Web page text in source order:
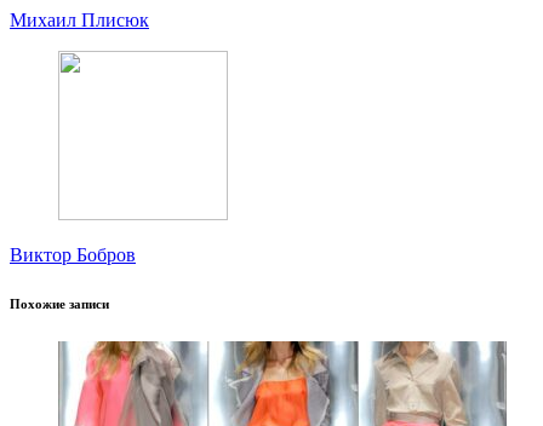
Михаил Плисюк
Виктор Бобров
Похожие записи